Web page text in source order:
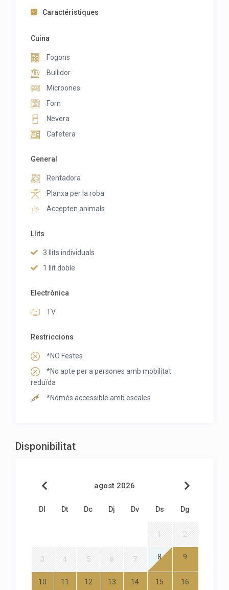
Caractéristiques
Cuina
Fogons
Bullidor
Microones
Forn
Nevera
Cafetera
General
Rentadora
Planxa per la roba
Accepten animals
Llits
3 llits individuals
1 llit doble
Electrònica
TV
Restriccions
*NO Festes
*No apte per a persones amb mobilitat
reduïda
*Només accessible amb escales
Disponibilitat
agost 2026
Dl Dt Dc Dj Dv Ds Dg
1 2
3 4 5 6 7 8 9
10 11 12 13 14 15 16